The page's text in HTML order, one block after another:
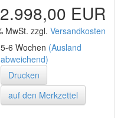
2.998,00 EUR
inkl. 19 % MwSt. zzgl. Versandkosten
5-6 Wochen (Ausland
abweichend)
Drucken